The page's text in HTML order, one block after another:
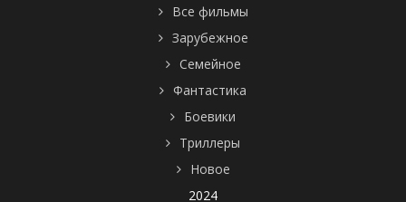
Все фильмы
Зарубежное
Семейное
Фантастика
Боевики
Триллеры
Новое
2024